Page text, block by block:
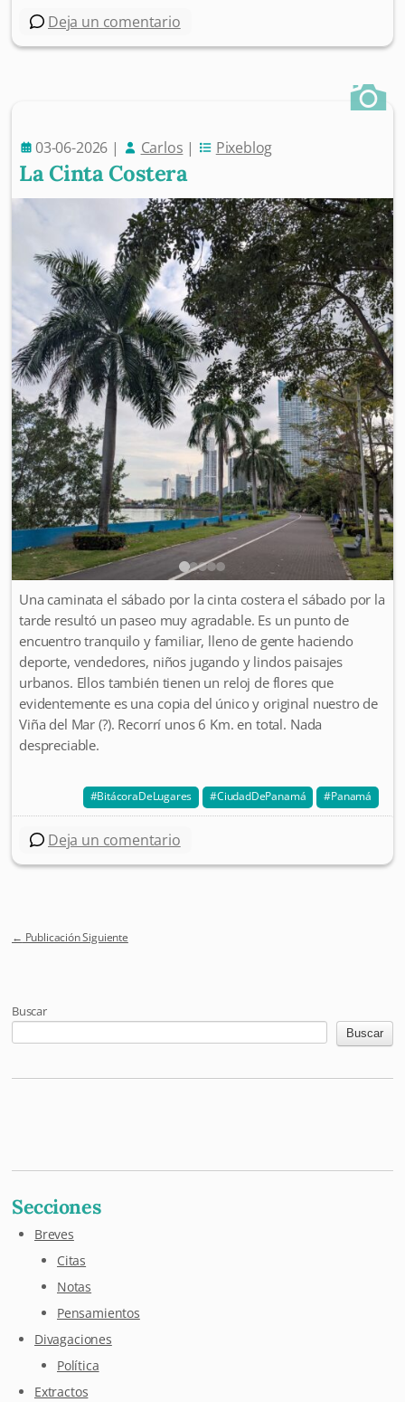
Deja un comentario
03-06-2026 | Carlos | Pixeblog
La Cinta Costera
Una caminata el sábado por la cinta costera el sábado por la
tarde resultó un paseo muy agradable. Es un punto de
encuentro tranquilo y familiar, lleno de gente haciendo
deporte, vendedores, niños jugando y lindos paisajes
urbanos. Ellos también tienen un reloj de flores que
evidentemente es una copia del único y original nuestro de
Viña del Mar (?). Recorrí unos 6 Km. en total. Nada
despreciable.
BitácoraDeLugares CiudadDePanamá Panamá
Deja un comentario
Post navigation
← Publicación Siguiente
Buscar
Buscar
Secciones
Breves
Citas
Notas
Pensamientos
Divagaciones
Política
Extractos